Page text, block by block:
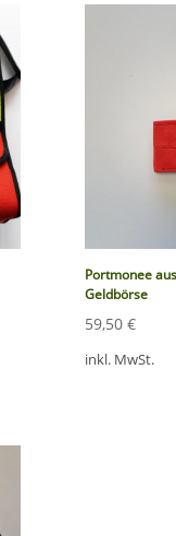
Portmonee
Geldbörse
59,50 €
inkl. MwSt.